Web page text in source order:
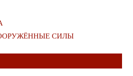
СИЛЫ